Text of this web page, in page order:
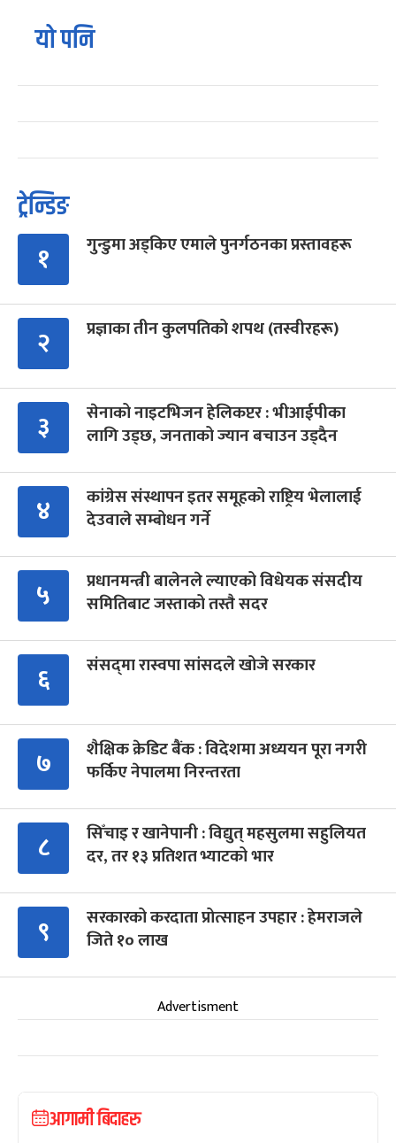
यो पनि
ट्रेन्डिङ
१ गुन्डुमा अड्किए एमाले पुनर्गठनका प्रस्तावहरू
२ प्रज्ञाका तीन कुलपतिको शपथ (तस्वीरहरू)
३
सेनाको नाइटभिजन हेलिकप्टर : भीआईपीका
लागि उड्छ, जनताको ज्यान बचाउन उड्दैन
४
कांग्रेस संस्थापन इतर समूहको राष्ट्रिय भेलालाई
देउवाले सम्बोधन गर्ने
५
प्रधानमन्त्री बालेनले ल्याएको विधेयक संसदीय
समितिबाट जस्ताको तस्तै सदर
६ संसद्‍मा रास्वपा सांसदले खोजे सरकार
७
शैक्षिक क्रेडिट बैंक : विदेशमा अध्ययन पूरा नगरी
फर्किए नेपालमा निरन्तरता
८
सिँचाइ र खानेपानी : विद्युत् महसुलमा सहुलियत
दर, तर १३ प्रतिशत भ्याटको भार
९
सरकारको करदाता प्रोत्साहन उपहार : हेमराजले
जिते १० लाख
Advertisment
आगामी बिदाहरु